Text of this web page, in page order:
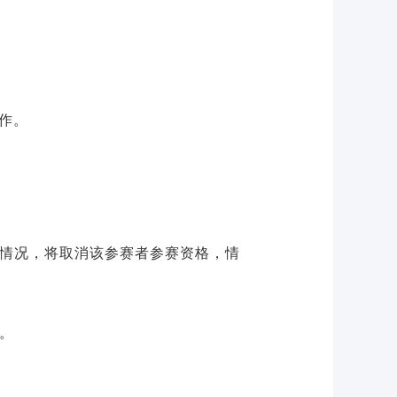
。
况，将取消该参赛者参赛资格，情